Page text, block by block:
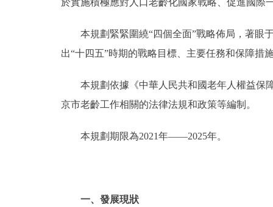
綠色北京
多語種
ENGLISH
ITALIANO
於實施積極應對人口老齡化國家戰略、促進國際
本規劃緊緊圍繞“四個全面”戰略佈局，著眼于
出“十四五”時期的戰略目標、主要任務和保障措
本規劃依據《中華人民共和國老年人權益保障
京市老齡工作相關的法律法規和政策等編制。
本規劃期限為2021年——2025年。
一、發展現狀